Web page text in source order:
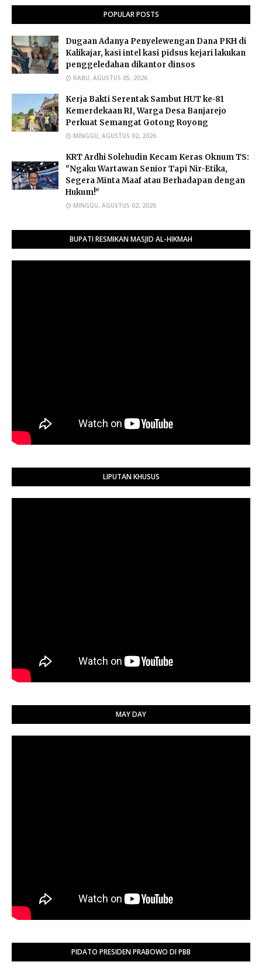
POPULAR POSTS
Dugaan Adanya Penyelewengan Dana PKH di
Kalikajar, kasi intel kasi pidsus kejari lakukan
penggeledahan dikantor dinsos
RABU, AGUSTUS 05, 2026
Kerja Bakti Serentak Sambut HUT ke-81
Kemerdekaan RI, Warga Desa Banjarejo
Perkuat Semangat Gotong Royong
MINGGU, AGUSTUS 02, 2026
​KRT Ardhi Solehudin Kecam Keras Oknum TS:
"Ngaku Wartawan Senior Tapi Nir-Etika,
Segera Minta Maaf atau Berhadapan dengan
Hukum!"
MINGGU, AGUSTUS 02, 2026
BUPATI RESMIKAN MASJID AL-HIKMAH
LIPUTAN KHUSUS
MAY DAY
PIDATO PRESIDEN PRABOWO DI PBB